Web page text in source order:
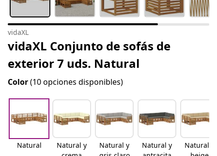
vidaXL
vidaXL Conjunto de sofás de
exterior 7 uds. Natural
Color(10 opciones disponibles)
Natural
Natural y
Natural y
Natural y
Natural y